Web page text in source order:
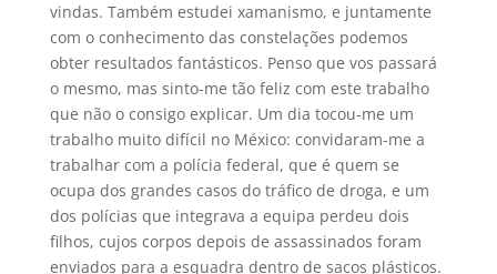
vindas. Também estudei xamanismo, e juntamente
com o conhecimento das constelações podemos
obter resultados fantásticos. Penso que vos passará
o mesmo, mas sinto-me tão feliz com este trabalho
que não o consigo explicar. Um dia tocou-me um
trabalho muito difícil no México: convidaram-me a
trabalhar com a polícia federal, que é quem se
ocupa dos grandes casos do tráfico de droga, e um
dos polícias que integrava a equipa perdeu dois
filhos, cujos corpos depois de assassinados foram
enviados para a esquadra dentro de sacos plásticos.